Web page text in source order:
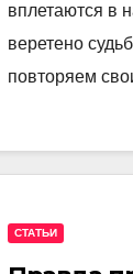
вплетаются в
веретено
повторяем
СТАТЬИ